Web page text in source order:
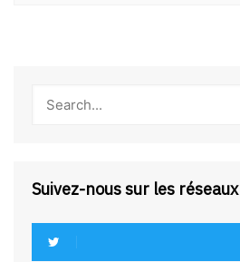
Suivez-nous sur les réseaux